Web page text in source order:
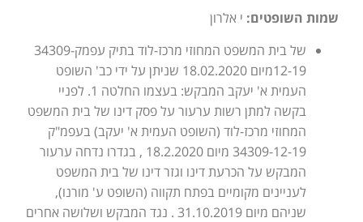
שמות השופטים: י אלרון
של בית המשפט המחוזי מרכז-לוד בתיק עפמק34309-
12-19מיום 18.02.2020 שניתן על ידי כב' השופט
העמית א' יעקב המבקש: בעצמו החלטה 1. לפניי
בקשה למתן רשות ערעור על פסק דינו של בית המשפט
המחוזי מרכז-לוד (השופט העמית א' יעקב) בעפמ"ק
34309-12-19 מיום 18.2.2020 , בגדרו נדחה ערעור
המבקש על הכרעת דינו וגזר דינו של בית המשפט
לעניינים מקומיים בפתח תקווה (השופט ע' מורנו),
שניהם מיום 31.10.2019 . נגד המבקש ושלושה אחרים